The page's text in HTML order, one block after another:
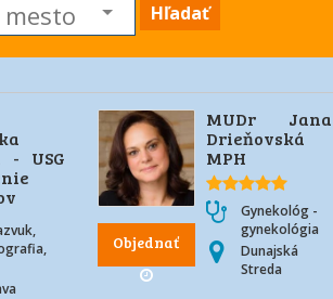
Hľadať
- USG
Objednať
MUDr Jana
Drieňovská
MPH
Gynekológ -
gynekológia
Dunajská
Streda